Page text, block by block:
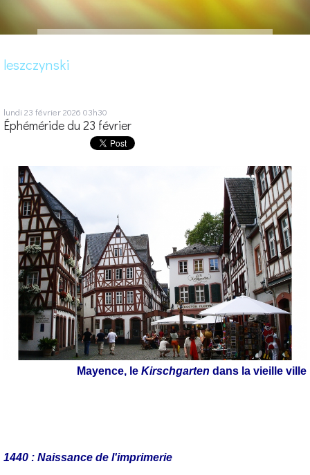
leszczynski
lundi 23 février 2026 03h30
Éphéméride du 23 février
Mayence, le Kirschgarten dans la vieille ville
1440 : Naissance de l'imprimerie